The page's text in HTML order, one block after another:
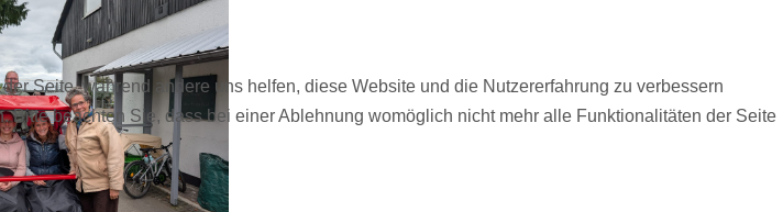
Seite, während andere uns helfen, diese Website und die Nutzererfahrung zu verbessern
beachten Sie, dass bei einer Ablehnung womöglich nicht mehr alle Funktionalitäten der Seite